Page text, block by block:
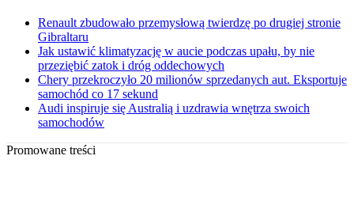
Renault zbudowało przemysłową twierdzę po drugiej stronie
Gibraltaru
Jak ustawić klimatyzację w aucie podczas upału, by nie
przeziębić zatok i dróg oddechowych
Chery przekroczyło 20 milionów sprzedanych aut. Eksportuje
samochód co 17 sekund
Audi inspiruje się Australią i uzdrawia wnętrza swoich
samochodów
Promowane treści